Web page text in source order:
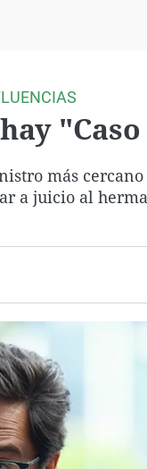
más cercano
a juicio al